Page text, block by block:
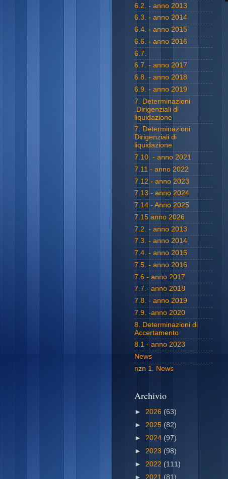
6.2. - anno 2013
6.3. - anno 2014
6.4. - anno 2015
6.6. - anno 2016
6.7.
6.7. - anno 2017
6.8. - anno 2018
6.9. - anno 2019
7. Determinazioni
.Dirigenziali di
liquidazione
7. Determinazioni
Dirigenziali di
liquidazione
7.10. - anno 2021
7.11 - anno 2022
7.12 - anno 2023
7.13 - anno 2024
7.14 - Anno 2025
7.15 anno 2026
7.2. - anno 2013
7.3. - anno 2014
7.4. - anno 2015
7.5. - anno 2016
7.6 - anno 2017
7.7.- anno 2018
7.8. - anno 2019
7.9. -anno 2020
8. Determinazioni di
Accertamento
8.1 - anno 2023
News
nzn 1. News
Archivio
► 2026 (63)
► 2025 (82)
► 2024 (97)
► 2023 (98)
► 2022 (111)
► 2021 (81)